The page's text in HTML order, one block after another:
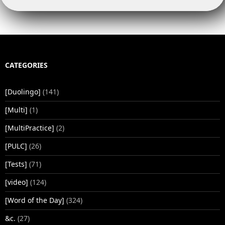
CATEGORIES
[Duolingo] (141)
[Multi] (1)
[MultiPractice] (2)
[PULC] (26)
[Tests] (71)
[video] (124)
[Word of the Day] (324)
&c. (27)